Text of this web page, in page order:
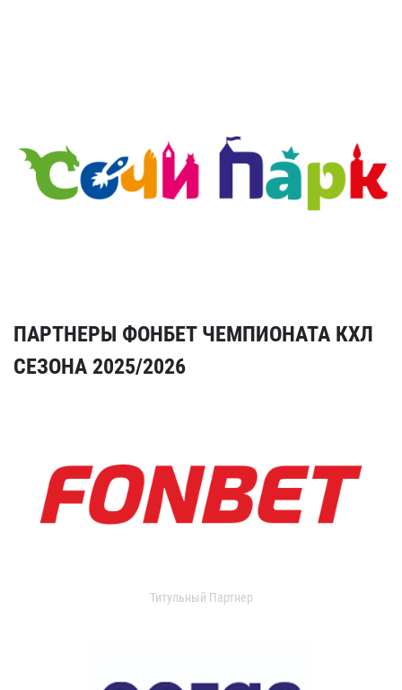
ПАРТНЕРЫ ФОНБЕТ ЧЕМПИОНАТА КХЛ
СЕЗОНА 2025/2026
Титульный Партнер